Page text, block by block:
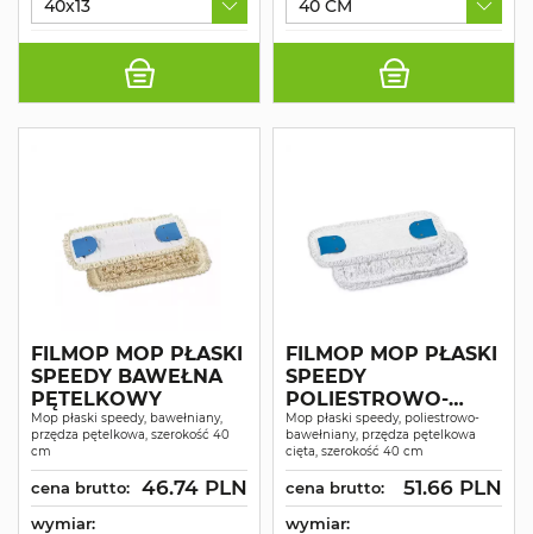
40x13 40 CM
FILMOP MOP PŁASKI
SPEEDY BAWEŁNA
PĘTELKOWY
Mop płaski speedy, bawełniany,
przędza pętelkowa, szerokość 40
cm
cena brutto: 46.74 PLN
wymiar:
FILMOP MOP PŁASKI
SPEEDY
POLIESTROWO-
BAWEŁNIANY
PĘTELKOWY Z
CIĘTYM BRZEGIEM
Mop płaski speedy, poliestrowo-
bawełniany, przędza pętelkowa
cięta, szerokość 40 cm
cena brutto: 51.66 PLN
wymiar: